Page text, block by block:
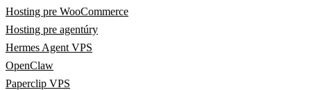
Hosting pre WooCommerce
Hosting pre agentúry
Hermes Agent VPS
OpenClaw
Paperclip VPS